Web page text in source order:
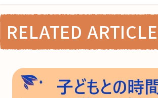
RELATED